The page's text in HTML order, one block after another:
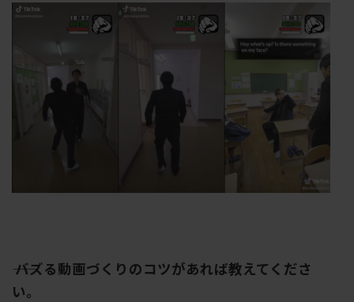
―― バズる動画づくりのコツがあれば教えてくださ
い。